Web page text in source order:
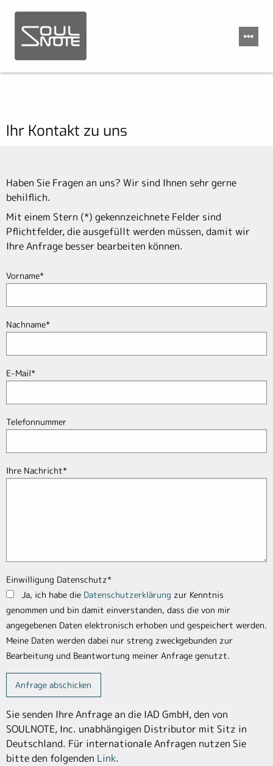
Ihr Kontakt zu uns
Haben Sie Fragen an uns? Wir sind Ihnen sehr gerne
behilflich.
Mit einem Stern (*) gekennzeichnete Felder sind
Pflichtfelder, die ausgefüllt werden müssen, damit wir
Ihre Anfrage besser bearbeiten können.
Vorname*
Nachname*
E-Mail*
Telefonnummer
Ihre Nachricht*
Einwilligung Datenschutz*
Ja, ich habe die Datenschutzerklärung zur Kenntnis
genommen und bin damit einverstanden, dass die von mir
angegebenen Daten elektronisch erhoben und gespeichert werden.
Meine Daten werden dabei nur streng zweckgebunden zur
Bearbeitung und Beantwortung meiner Anfrage genutzt.
Sie senden Ihre Anfrage an die IAD GmbH, den von
SOULNOTE, Inc. unabhängigen Distributor mit Sitz in
Deutschland. Für internationale Anfragen nutzen Sie
bitte den folgenden Link.